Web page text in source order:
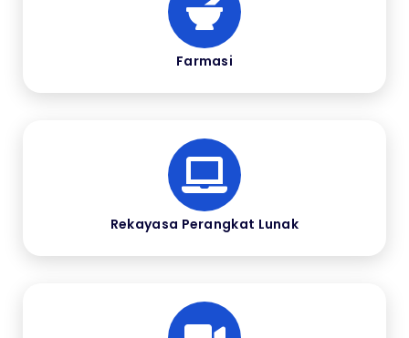
Farmasi
Rekayasa Perangkat Lunak